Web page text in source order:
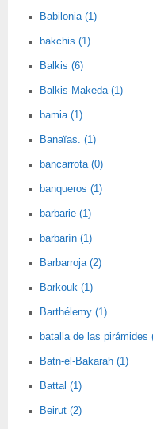
Babilonia (1)
bakchis (1)
Balkis (6)
Balkis-Makeda (1)
bamia (1)
Banaïas. (1)
bancarrota (0)
banqueros (1)
barbarie (1)
barbarín (1)
Barbarroja (2)
Barkouk (1)
Barthélemy (1)
batalla de las pirámides
Batn-el-Bakarah (1)
Battal (1)
Beirut (2)